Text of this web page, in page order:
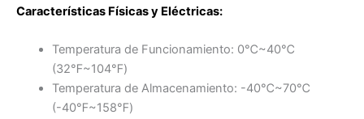
Características Físicas y Eléctricas:
Temperatura de Funcionamiento: 0℃~40℃
(32℉~104℉)
Temperatura de Almacenamiento: -40℃~70℃
(-40℉~158℉)